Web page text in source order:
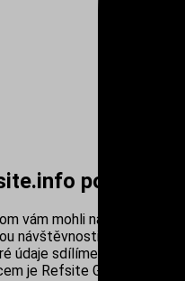
používá
vám mohli nabídnout co
návštěvnosti,
údaje sdílíme s našimi
je Refsite Group s.r.o.